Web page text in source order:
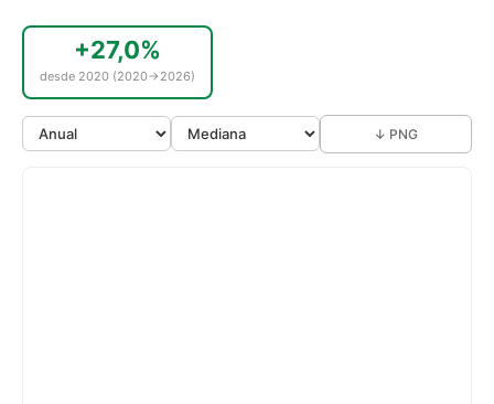
+27,0%
desde 2020 (2020→2026)
↓ PNG